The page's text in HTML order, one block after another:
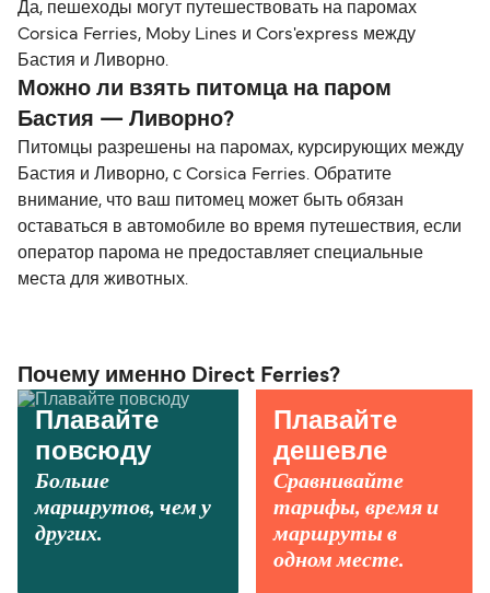
Да, пешеходы могут путешествовать на паромах
Corsica Ferries, Moby Lines и Cors'express между
Бастия и Ливорно.
Можно ли взять питомца на паром
Бастия — Ливорно?
Питомцы разрешены на паромах, курсирующих между
Бастия и Ливорно, с Corsica Ferries. Обратите
внимание, что ваш питомец может быть обязан
оставаться в автомобиле во время путешествия, если
оператор парома не предоставляет специальные
места для животных.
Почему именно Direct Ferries?
Плавайте
повсюду
Больше
маршрутов, чем у
других.
Плавайте
дешевле
Сравнивайте
тарифы, время и
маршруты в
одном месте.